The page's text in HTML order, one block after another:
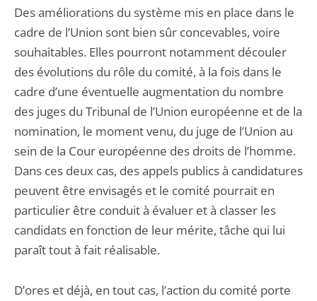
Des améliorations du système mis en place dans le
cadre de l’Union sont bien sûr concevables, voire
souhaitables. Elles pourront notamment découler
des évolutions du rôle du comité, à la fois dans le
cadre d’une éventuelle augmentation du nombre
des juges du Tribunal de l’Union européenne et de la
nomination, le moment venu, du juge de l’Union au
sein de la Cour européenne des droits de l’homme.
Dans ces deux cas, des appels publics à candidatures
peuvent être envisagés et le comité pourrait en
particulier être conduit à évaluer et à classer les
candidats en fonction de leur mérite, tâche qui lui
paraît tout à fait réalisable.
D’ores et déjà, en tout cas, l’action du comité porte